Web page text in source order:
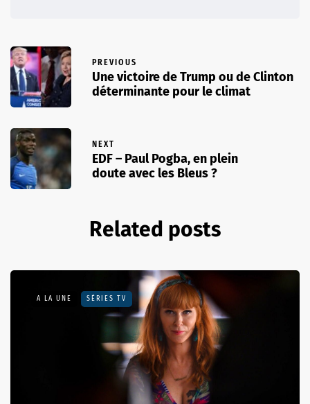
PREVIOUS
Une victoire de Trump ou de Clinton
déterminante pour le climat
NEXT
EDF – Paul Pogba, en plein
doute avec les Bleus ?
Related posts
A LA UNE SÉRIES TV